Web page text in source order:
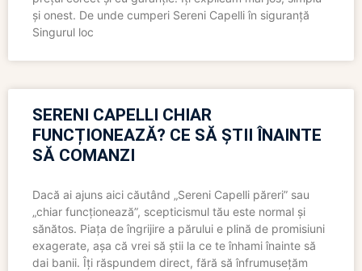
și onest. De unde cumperi Sereni Capelli în siguranță
Singurul loc
SERENI CAPELLI CHIAR
FUNCȚIONEAZĂ? CE SĂ ȘTII ÎNAINTE
SĂ COMANZI
Dacă ai ajuns aici căutând „Sereni Capelli păreri” sau
„chiar funcționează”, scepticismul tău este normal și
sănătos. Piața de îngrijire a părului e plină de promisiuni
exagerate, așa că vrei să știi la ce te înhami înainte să
dai banii. Îți răspundem direct, fără să înfrumusețăm